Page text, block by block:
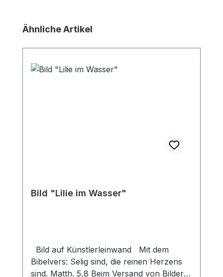
Produktgalerie überspringen
Ähnliche Artikel
Bild "Lilie im Wasser"
Bild auf Künstlerleinwand Mit dem
Bibelvers: Selig sind, die reinen Herzens
sind. Matth. 5,8 Beim Versand von Bildern